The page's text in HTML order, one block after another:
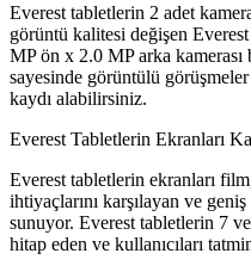
Everest tabletlerin 2 adet
görüntü kalitesi değişen
MP ön x 2.0 MP arka kamerası
sayesinde görüntülü
kaydı alabilirsiniz.
Everest Tabletlerin Ekranları
Everest tabletlerin ekranları
ihtiyaçlarını karşılayan ve
sunuyor. Everest tabletlerin 7
hitap eden ve kullanıcıları